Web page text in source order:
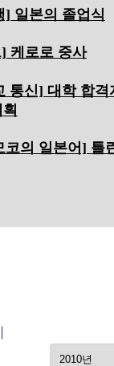
] 일본의 졸업식
케로로 중사
통신] 대학 합격
코의 일본어] 틀